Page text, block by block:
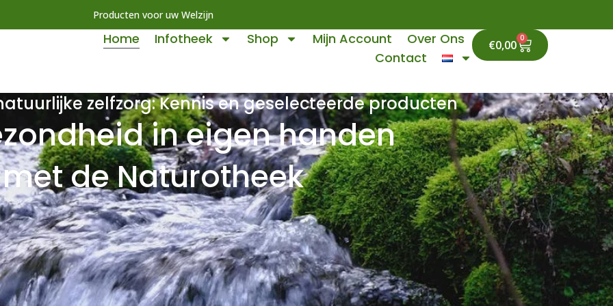
Producten voor uw Welzijn
Home Infotheek Shop Mijn Account
Over Ons
Contact
€0,00 0
Cart
zelfzorg: Kennis en geselecteerde producten
in eigen handen
met de Naturotheek